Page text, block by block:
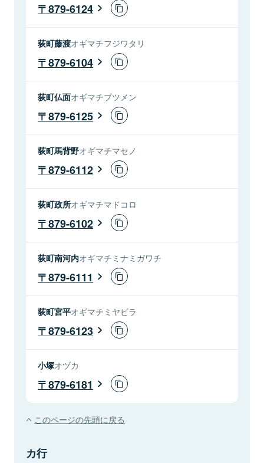
879-6124
荻町藤渡オギマチフジワタリ
879-6104
荻町仏面オギマチブツメン
879-6125
荻町馬背野オギマチマセノ
879-6112
荻町政所オギマチマドコロ
879-6102
荻町南河内オギマチミナミガワチ
879-6111
荻町宮平オギマチミヤビラ
879-6123
小塚オヅカ
879-6181
このページの先頭に戻る
カ行